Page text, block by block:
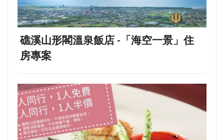
礁溪山形閣溫泉飯店 -「海空一景」住
房專案